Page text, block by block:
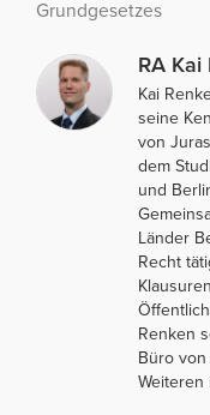
Grundgesetzes
RA Kai
Kai
seine
von
dem
und
Länder
Recht
Renken
Büro von
Weiteren